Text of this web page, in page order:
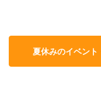
夏休みのイベン